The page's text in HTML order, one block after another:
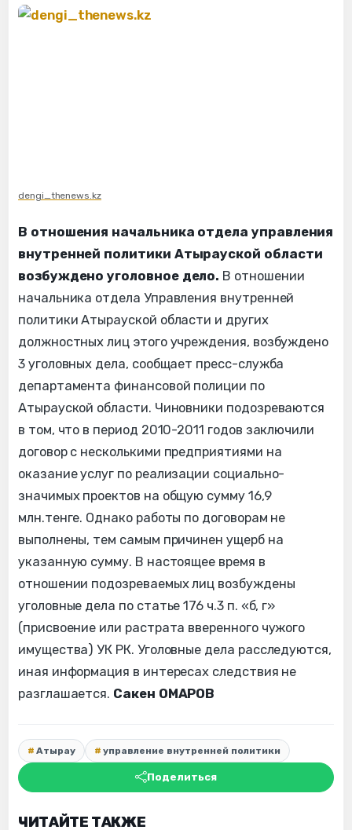
dengi_thenews.kz
В отношения начальника отдела управления
внутренней политики Атырауской области
возбуждено уголовное дело. В отношении
начальника отдела Управления внутренней
политики Атырауской области и других
должностных лиц этого учреждения, возбуждено
3 уголовных дела, сообщает пресс-служба
департамента финансовой полиции по
Атырауской области. Чиновники подозреваются
в том, что в период 2010-2011 годов заключили
договор с несколькими предприятиями на
оказание услуг по реализации социально-
значимых проектов на общую сумму 16,9
млн.тенге. Однако работы по договорам не
выполнены, тем самым причинен ущерб на
указанную сумму. В настоящее время в
отношении подозреваемых лиц возбуждены
уголовные дела по статье 176 ч.3 п. «б, г»
(присвоение или растрата вверенного чужого
имущества) УК РК. Уголовные дела расследуются,
иная информация в интересах следствия не
разглашается. Сакен ОМАРОВ
Атырау управление внутренней политики
Поделиться
ЧИТАЙТЕ ТАКЖЕ